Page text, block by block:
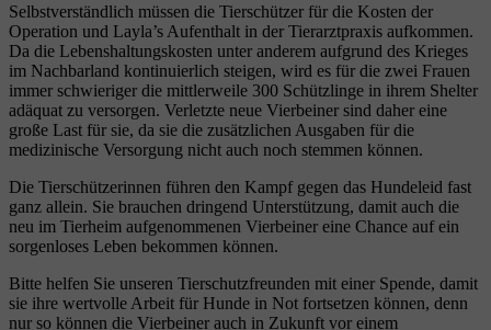
Selbstverständlich müssen die Tierschützer für die Kosten der
Operation und Layla’s Aufenthalt in der Tierarztpraxis aufkommen.
Da die Lebenshaltungskosten unter anderem aufgrund des Krieges
im Nachbarland kontinuierlich steigen, wird es für die zwei Frauen
immer schwieriger die mittlerweile 300 Schützlinge in ihrem Shelter
adäquat zu versorgen. Verletzte neue Vierbeiner sind daher eine
große Last für sie, da sie die zusätzlichen Ausgaben für die
medizinische Versorgung nicht auch noch stemmen können.
Die Tierschützerinnen führen den Kampf gegen das Hundeleid fast
ganz allein. Sie brauchen dringend Unterstützung, damit auch die
neu im Tierheim aufgenommenen Vierbeiner eine Chance auf ein
sorgenloses Leben bekommen können.
Bitte helfen Sie unseren Tierschutzfreunden mit einer Spende, damit
sie ihre wertvolle Arbeit für Hunde in Not fortsetzen können, denn
nur so können die Vierbeiner auch in Zukunft vor einem